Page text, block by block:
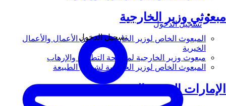
مبعوثي وزير الخارجية
المبعوث الخاص لوزير الخارجية لشؤون الأعمال والأعمال
الخيرية
مبعوث وزير الخارجية لمكافحة التطرف والإرهاب
المبعوث الخاص لوزير الخارجية لشؤون الطبيعة
الإمارات العربية المتحدة
تسجيل الدخول
تسجيل الدخول